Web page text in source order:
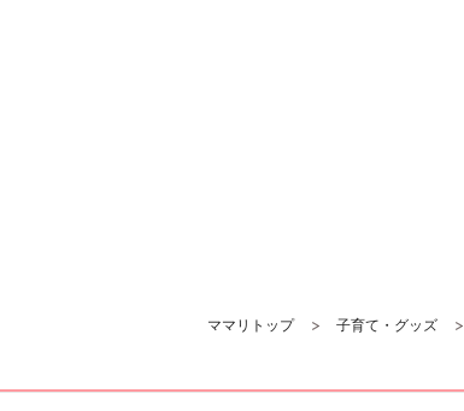
ママリトップ 子育て・グッズ